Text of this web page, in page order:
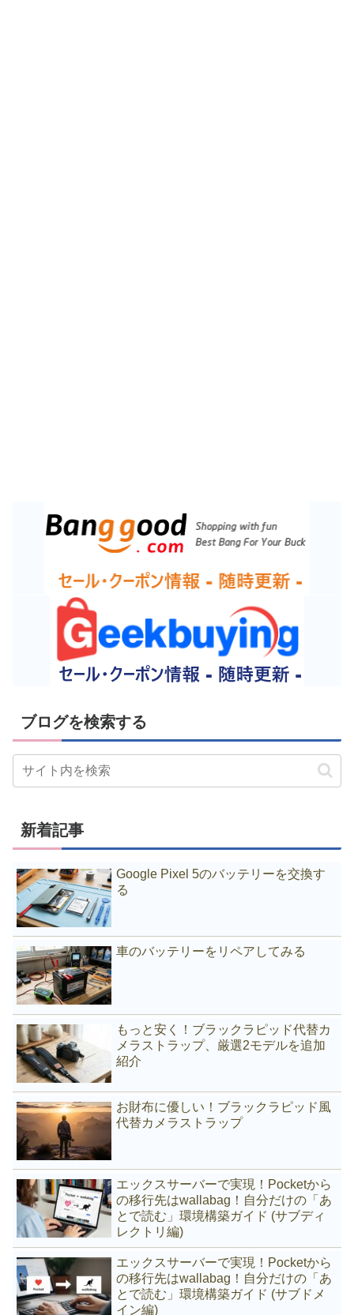
ブログを検索する
新着記事
Google Pixel 5のバッテリーを交換す
る
車のバッテリーをリペアしてみる
もっと安く！ブラックラピッド代替カ
メラストラップ、厳選2モデルを追加
紹介
お財布に優しい！ブラックラピッド風
代替カメラストラップ
エックスサーバーで実現！Pocketから
の移行先はwallabag！自分だけの「あ
とで読む」環境構築ガイド (サブディ
レクトリ編)
エックスサーバーで実現！Pocketから
の移行先はwallabag！自分だけの「あ
とで読む」環境構築ガイド (サブドメ
イン編)